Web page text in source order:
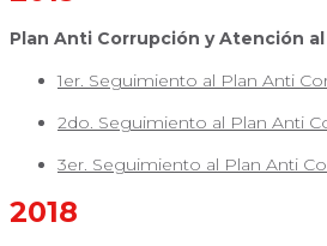
Plan Anti Corrupción y Atención al
1er. Seguimiento al Plan Anti
2do. Seguimiento al Plan Anti
3er. Seguimiento al Plan Anti
2018